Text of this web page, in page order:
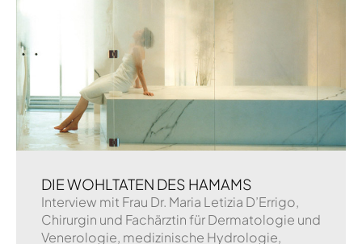
DIE WOHLTATEN DES HAMAMS
Interview mit Frau Dr. Maria Letizia D’Errigo,
Chirurgin und Fachärztin für Dermatologie und
Venerologie, medizinische Hydrologie,